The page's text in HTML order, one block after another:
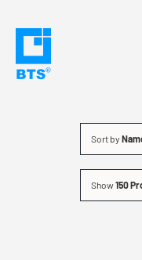
content
Sort by
Show150